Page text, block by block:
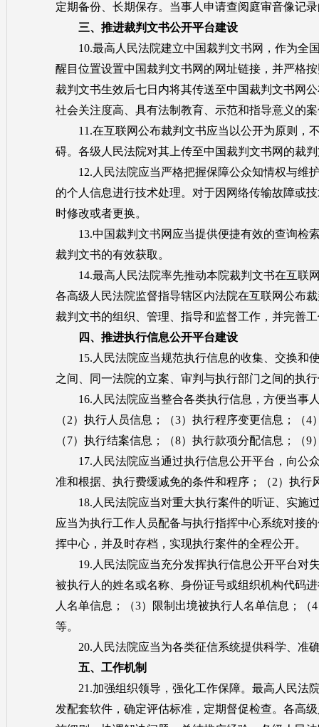
定期备份、长期保存。当事人申请查阅庭审音像记
三、推进裁判文书公开平台建设
10.最高人民法院建立中国裁判文书网，作为全
醒目位置设置中国裁判文书网的网址链接，并严格
裁判文书生效后七日内将其传送至中国裁判文书网
社会关注度高、具有法制教育、示范和指导意义的
11.在互联网公布裁判文书应当以公开为原则，
碍。各级人民法院对其上传至中国裁判文书网的裁
12.人民法院应当严格把握保障公众知情权与维
的个人信息进行技术处理。对于因网络传输故障或
时修改或者更换。
13.中国裁判文书网应当提供便捷有效的查询检
裁判文书的有效获取。
14.最高人民法院率先推动本院裁判文书在互联
各高级人民法院监督指导辖区内法院在互联网公布
裁判文书的组织、管理、指导和监督工作，并完善
四、推进执行信息公开平台建设
15.人民法院应当规范执行信息的收集、交换和
之间、同一法院的立案、审判与执行部门之间的执
16.人民法院应当整合各类执行信息，方便当事
（2）执行人员信息；（3）执行程序变更信息；（
（7）执行结案信息；（8）执行款项分配信息；（
17.人民法院应当通过执行信息公开平台，向公
准和根据、执行费缓减免的条件和程序；（2）执行
18.人民法院应当对重大执行案件的听证、实施
应当为执行工作人员配备与执行指挥中心系统对接
挥中心，并及时存档，实现执行案件的全程公开。
19.人民法院应当充分发挥执行信息公开平台对
被执行人的姓名或名称、身份证号或组织机构代码
人名单信息；（3）限制出境被执行人名单信息；
等。
20.人民法院应当为各类征信系统提供科学、准
五、工作机制
21.加强组织领导，强化工作保障。最高人民法
发配套软件，确定评估标准，定期督促检查。各高